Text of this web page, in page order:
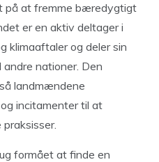
på at fremme bæredygtigt
er en aktiv deltager i
klimaaftaler og deler sin
nationer. Den
landmændene
incitamenter til at
formået at finde en